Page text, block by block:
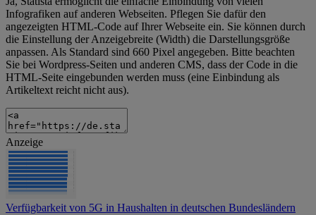
Infografiken auf anderen Webseiten. Pflegen Sie dafür den
angezeigten HTML-Code auf Ihrer Webseite ein. Sie können durch
die Einstellung der Anzeigebreite (Width) die Darstellungsgröße
anpassen. Als Standard sind 660 Pixel angegeben. Bitte beachten
Sie bei Wordpress-Seiten und anderen CMS, dass der Code in die
HTML-Seite eingebunden werden muss (eine Einbindung als
Artikeltext reicht nicht aus).
Anzeige
Verfügbarkeit von 5G in Haushalten in deutschen Bundesländern